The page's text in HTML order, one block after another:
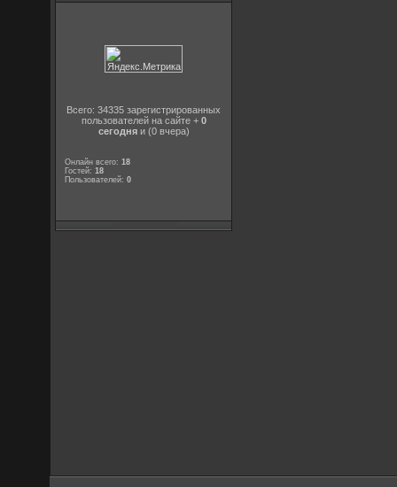
Всего: 34335 зарегистрированных
пользователей на сайте + 0
сегодняи (0 вчера)
Онлайн всего:18
Гостей:18
Пользователей:0